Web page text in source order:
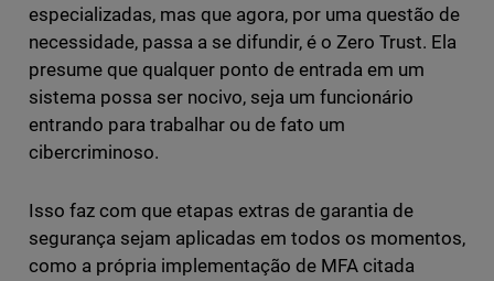
especializadas, mas que agora, por uma questão de
necessidade, passa a se difundir, é o Zero Trust. Ela
presume que qualquer ponto de entrada em um
sistema possa ser nocivo, seja um funcionário
entrando para trabalhar ou de fato um
cibercriminoso.
Isso faz com que etapas extras de garantia de
segurança sejam aplicadas em todos os momentos,
como a própria implementação de MFA citada